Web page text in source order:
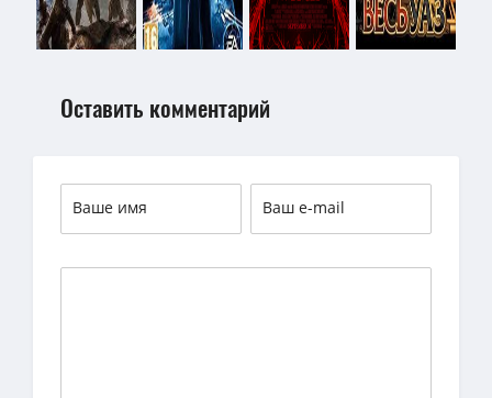
Оставить комментарий